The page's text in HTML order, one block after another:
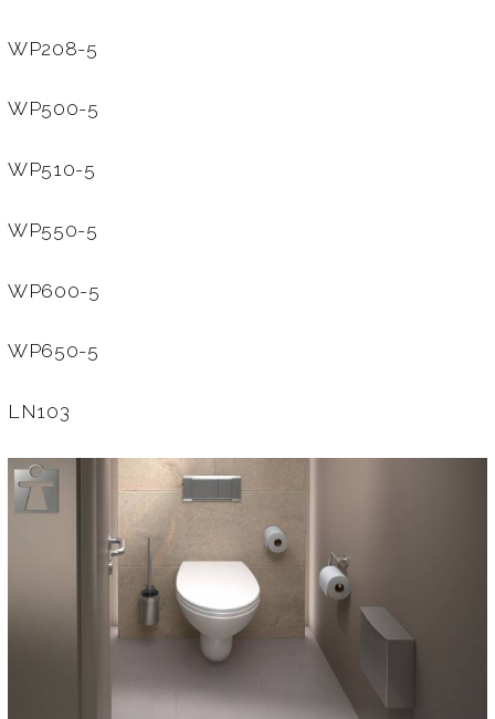
WP208-5
WP500-5
WP510-5
WP550-5
WP600-5
WP650-5
LN103